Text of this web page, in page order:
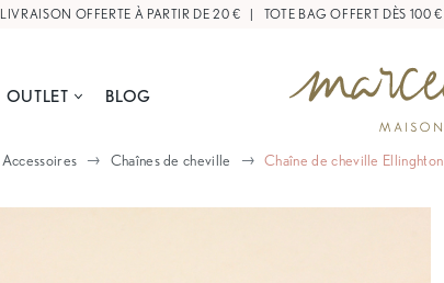
LIVRAISON OFFERTE À PARTIR DE 20 € | TOTE BAG OFFERT DÈS 100 €
OUTLET BLOG
Accessoires Chaînes de cheville Chaîne de cheville Ellinghton